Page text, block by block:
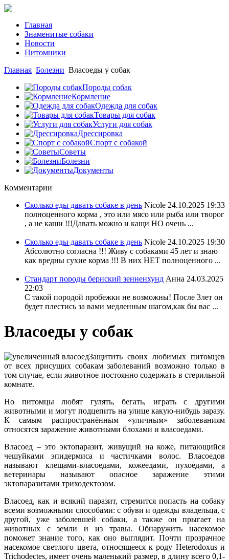
Главная
Знаменитые собаки
Новости
Питомники
Главная Болезни Власоеды у собак
Породы собак
Кормление
Одежда для собак
Товары для собак
Услуги для собак
Дрессировка
Спорт с собакой
Советы
Болезни
Документы
Комментарии
Сколько еды давать собаке в день Nicole 24.10.2025 19:33
полноценного корма , это или мясо или рыба или творог
, а не каши !!!Давать можно и кащи НО очень ...
Сколько еды давать собаке в день Nicole 24.10.2025 19:30
Абсолютно согласна !!! Живу с собаками 45 лет и знаю
как вредны сухие корма !!! В них НЕТ полноценного ...
Стандарт породы бернский зенненхунд Анна 24.03.2025
22:03
С такой породой пробежки не возможны! После 3лет он
будет плестись за вами медленным шагом,как бы вас ...
Власоеды у собак
Защитить своих любимых питомцев
от всех присущих собакам заболеваний возможно только в
том случае, если животное постоянно содержать в стерильной
комнате.
Но питомцы любят гулять, бегать, играть с другими
животными и могут подцепить на улице какую-нибудь заразу.
К самым распространённым «уличным» заболеваниям
относятся заражение животными блохами и власоедами.
Власоед – это эктопаразит, живущий на коже, питающийся
чешуйками эпидермиса и частичками волос. Власоедов
называют клещами-власоедами, кожеедами, пухоедами, а
ветеринары называют опасное заражение этими
эктопаразитами триходектозом.
Власоед, как и всякий паразит, стремится попасть на собаку
всеми возможными способами: с обуви и одежды владельца, с
другой, уже заболевшей собаки, а также он прыгает на
животных с земли и из травы. Обнаружить насекомое
поможет знание того, как оно выглядит. Почти прозрачное
насекомое светлого цвета, относящееся к роду Heterodoxus и
Trichodectes, имеет очень маленький размер, в длину всего 0,1-